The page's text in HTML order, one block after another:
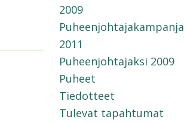
2009
Puheenjohtajakampanja
2011
Puheenjohtajaksi 2009
Puheet
Tiedotteet
Tulevat tapahtumat